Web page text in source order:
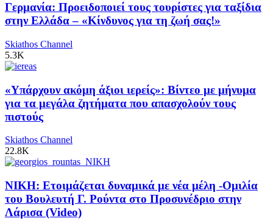
Γερμανία: Προειδοποιεί τους τουρίστες για ταξίδια
στην Ελλάδα – «Κίνδυνος για τη ζωή σας!»
Skiathos Channel
5.3K
«Υπάρχουν ακόμη άξιοι ιερείς»: Βίντεο με μήνυμα
για τα μεγάλα ζητήματα που απασχολούν τους
πιστούς
Skiathos Channel
22.8K
ΝΙΚΗ: Ετοιμάζεται δυναμικά με νέα μέλη -Ομιλία
του Βουλευτή Γ. Ρούντα στο Προσυνέδριο στην
Λάρισα (Video)